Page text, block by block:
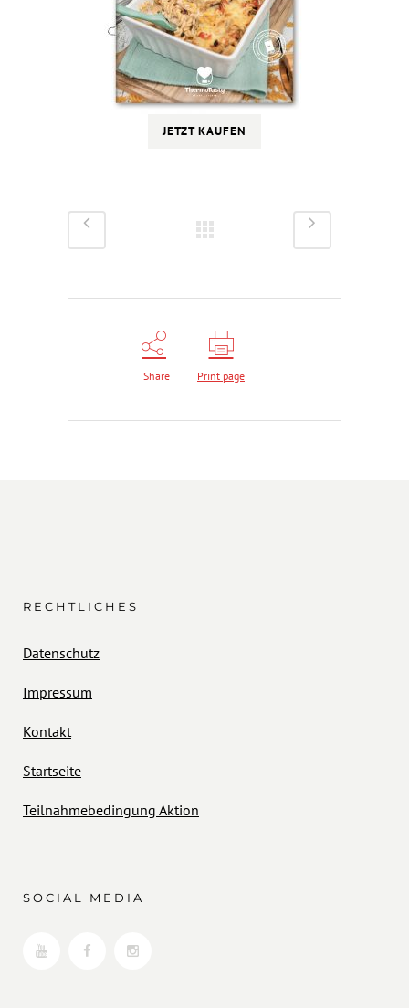
JETZT KAUFEN
Share Print page
RECHTLICHES
Datenschutz
Impressum
Kontakt
Startseite
Teilnahmebedingung Aktion
SOCIAL MEDIA